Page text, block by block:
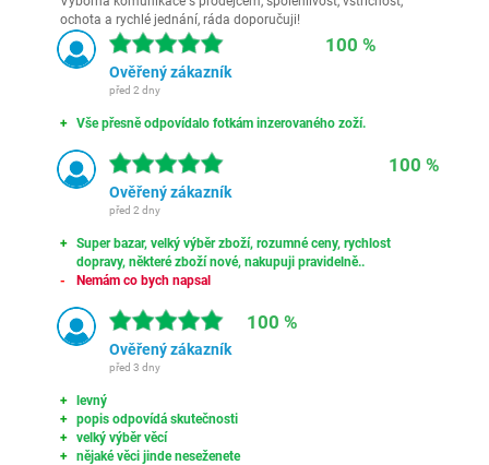
ochota a rychlé jednání, ráda doporučuji!
100 %
Ověřený zákazník
před 2 dny
Vše přesně odpovídalo fotkám inzerovaného zoží.
100 %
Ověřený zákazník
před 2 dny
Super bazar, velký výběr zboží, rozumné ceny, rychlost
dopravy, některé zboží nové, nakupuji pravidelně..
Nemám co bych napsal
100 %
Ověřený zákazník
před 3 dny
levný
popis odpovídá skutečnosti
velký výběr věcí
nějaké věci jinde neseženete